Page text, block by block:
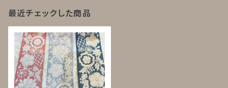
最近チェックした商品